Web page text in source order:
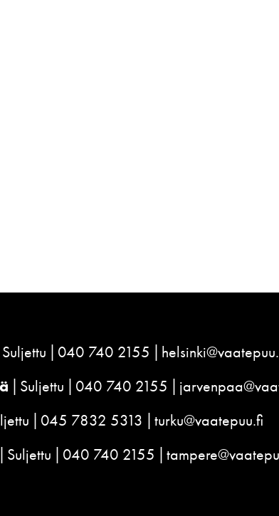
Suljettu 040 740 2155
Suljettu 040 740 2155
045 7832 5313
turku@vaatepuu.fi
Suljettu 040 740 2155